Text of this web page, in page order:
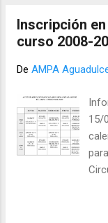
Inscripción
curso 2008-
De AMPA
15/